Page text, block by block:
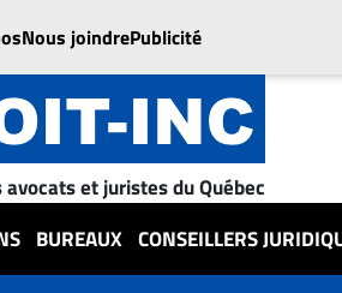
Nous joindrePublicité
avocats et juristes du Québec
BUREAUX CONSEILLERS